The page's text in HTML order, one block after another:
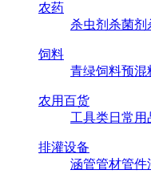
农药
杀虫剂 杀菌剂
饲料
青绿饲料预混
农用百货
工具类日常用
排灌设备
涵管管材管件